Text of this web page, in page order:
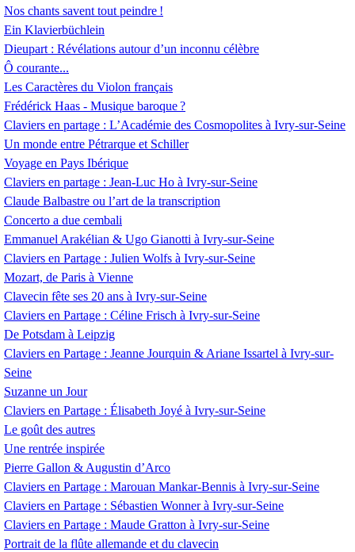
Nos chants savent tout peindre !
Ein Klavierbüchlein
Dieupart : Révélations autour d’un inconnu célèbre
Ô courante...
Les Caractères du Violon français
Frédérick Haas - Musique baroque?
Claviers en partage : L’Académie des Cosmopolites à Ivry-sur-Seine
Un monde entre Pétrarque et Schiller
Voyage en Pays Ibérique
Claviers en partage : Jean-Luc Ho à Ivry-sur-Seine
Claude Balbastre ou l’art de la transcription
Concerto a due cembali
Emmanuel Arakélian & Ugo Gianotti à Ivry-sur-Seine
Claviers en Partage : Julien Wolfs à Ivry-sur-Seine
Mozart, de Paris à Vienne
Clavecin fête ses 20 ans à Ivry-sur-Seine
Claviers en Partage : Céline Frisch à Ivry-sur-Seine
De Potsdam à Leipzig
Claviers en Partage : Jeanne Jourquin & Ariane Issartel à Ivry-sur-
Seine
Suzanne un Jour
Claviers en Partage : Élisabeth Joyé à Ivry-sur-Seine
Le goût des autres
Une rentrée inspirée
Pierre Gallon & Augustin d’Arco
Claviers en Partage : Marouan Mankar-Bennis à Ivry-sur-Seine
Claviers en Partage : Sébastien Wonner à Ivry-sur-Seine
Claviers en Partage : Maude Gratton à Ivry-sur-Seine
Portrait de la flûte allemande et du clavecin